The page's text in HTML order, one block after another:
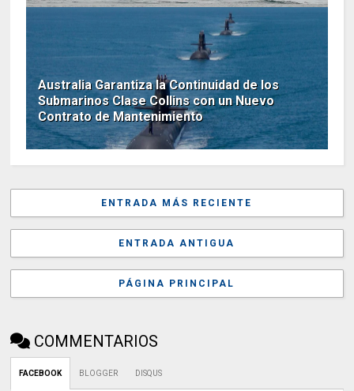
Australia Garantiza la Continuidad de los
Submarinos Clase Collins con un Nuevo
Contrato de Mantenimiento
ENTRADA MÁS RECIENTE
ENTRADA ANTIGUA
PÁGINA PRINCIPAL
COMMENTARIOS
FACEBOOK BLOGGER DISQUS